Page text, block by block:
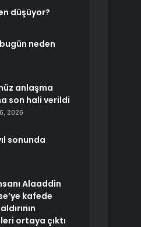
düşüyor?
neden
anlaşma
son hali verildi
2026
sonunda
Alaaddin
kafede
ortaya çıktı